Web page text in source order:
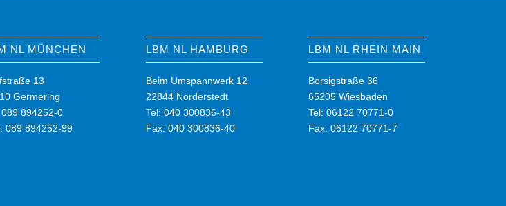
NL MÜNCHEN
13
Germering
089 894252-0
089 894252-99
LBM NL HAMBURG
Beim Umspannwerk 12
22844 Norderstedt
Tel: 040 300836-43
Fax: 040 300836-40
LBM NL RHEIN MAIN
Borsigstraße 36
65205 Wiesbaden
Tel: 06122 70771-0
Fax: 06122 70771-7